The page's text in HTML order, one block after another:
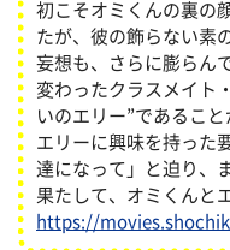
初こそオミくんの裏の
たが、彼の飾らない素
妄想も、さらに膨らん
変わったクラスメイト
いのエリー”であること
エリーに興味を持った
達になって」と迫り、
果たして、オミくんと
https://